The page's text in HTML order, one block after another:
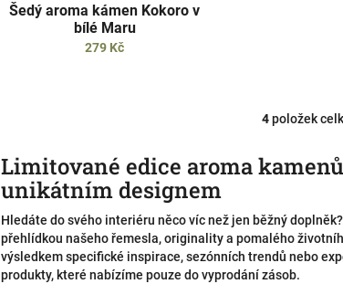
Šedý aroma kámen Kokoro v
bílé Maru
279 Kč
O
l
á
a
c
í
p
4položek
Limitované edice aroma
unikátním designem
Hledáte do svého interiéru něco víc než jen běžný
přehlídkou našeho řemesla, originality a pomalého
výsledkem specifické inspirace, sezónních trendů nebo
produkty, které nabízíme pouze do vyprodání zásob.